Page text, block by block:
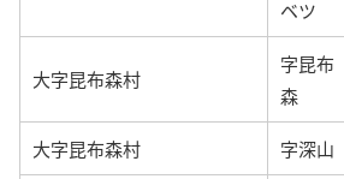
ベツ
大字昆布森村
字昆布
森
大字昆布森村 字深山